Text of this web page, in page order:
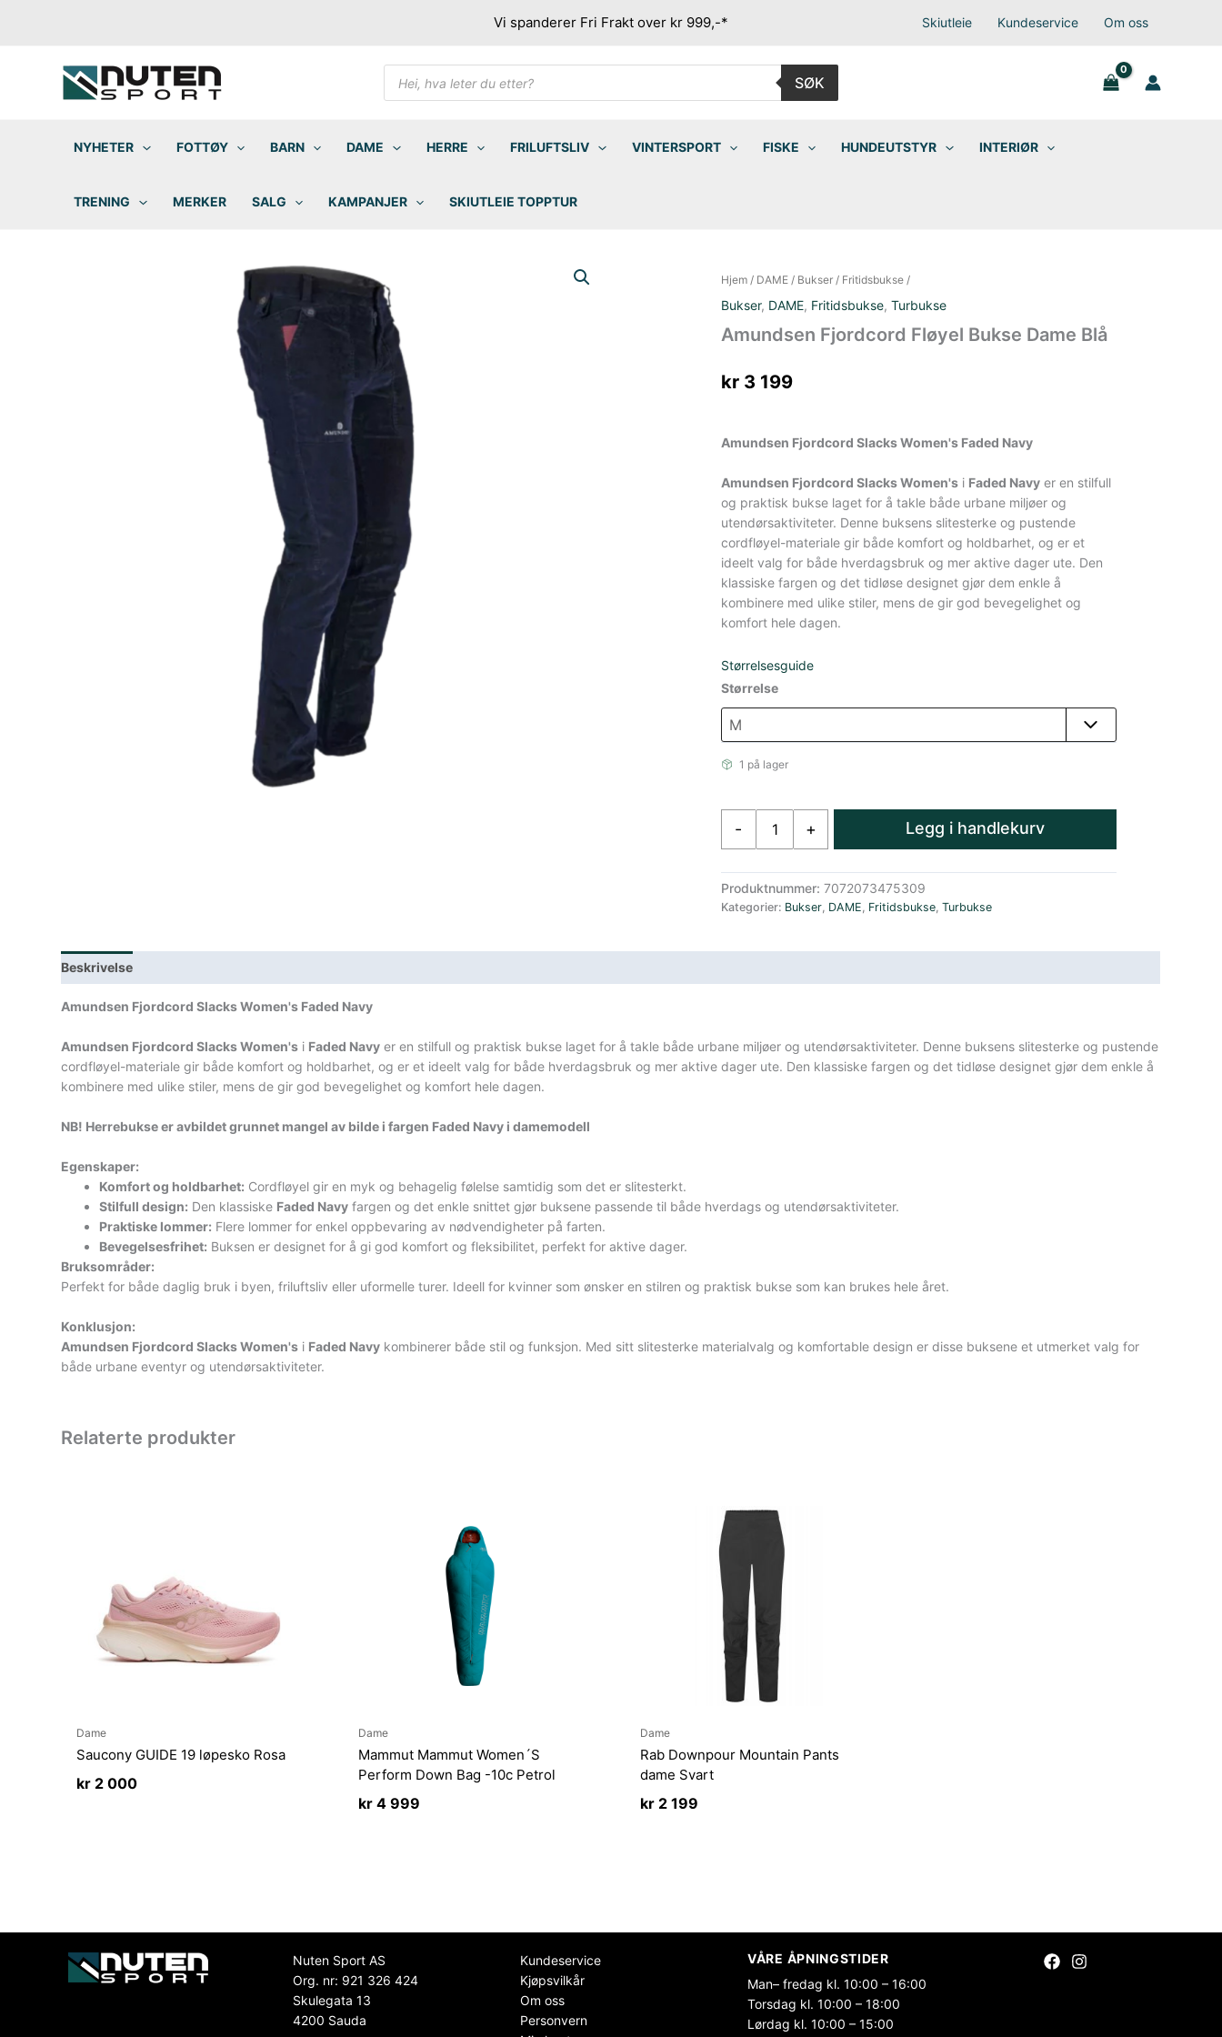
Vi spanderer Fri Frakt over kr 999,-* Skiutleie Kundeservice Om oss
Products
search
SØK
NYHETER FOTTØY BARN DAME HERRE FRILUFTSLIV VINTERSPORT FISKE HUNDEUTSTYR INTERIØR
TRENING MERKER SALG KAMPANJER SKIUTLEIE TOPPTUR
Hjem/ DAME/ Bukser/ Fritidsbukse/
Bukser, DAME, Fritidsbukse, Turbukse
Amundsen Fjordcord Fløyel Bukse Dame Blå
kr3 199
Amundsen Fjordcord Slacks Women's Faded Navy
Amundsen Fjordcord Slacks Women'si Faded Navyer en stilfull
og praktisk bukse laget for å takle både urbane miljøer og
utendørsaktiviteter. Denne buksens slitesterke og pustende
cordfløyel-materiale gir både komfort og holdbarhet, og er et
ideelt valg for både hverdagsbruk og mer aktive dager ute. Den
klassiske fargen og det tidløse designet gjør dem enkle å
kombinere med ulike stiler, mens de gir god bevegelighet og
komfort hele dagen.
Størrelsesguide
Størrelse
1 på lager
-
Fjordcord
Bukse
Dame
+ Legg i handlekurv
Produktnummer: 7072073475309
Kategorier: Bukser, DAME, Fritidsbukse, Turbukse
Beskrivelse
Amundsen Fjordcord Slacks Women's Faded Navy
Amundsen Fjordcord Slacks Women's i Faded Navy er en stilfull og praktisk bukse laget for å takle både urbane miljøer og utendørsaktiviteter. Denne buksens slitesterke og pustende
cordfløyel-materiale gir både komfort og holdbarhet, og er et ideelt valg for både hverdagsbruk og mer aktive dager ute. Den klassiske fargen og det tidløse designet gjør dem enkle å
kombinere med ulike stiler, mens de gir god bevegelighet og komfort hele dagen.
NB! Herrebukse er avbildet grunnet mangel av bilde i fargen Faded Navy i damemodell
Egenskaper:
Komfort og holdbarhet: Cordfløyel gir en myk og behagelig følelse samtidig som det er slitesterkt.
Stilfull design: Den klassiske Faded Navy fargen og det enkle snittet gjør buksene passende til både hverdags og utendørsaktiviteter.
Praktiske lommer: Flere lommer for enkel oppbevaring av nødvendigheter på farten.
Bevegelsesfrihet: Buksen er designet for å gi god komfort og fleksibilitet, perfekt for aktive dager.
Bruksområder:
Perfekt for både daglig bruk i byen, friluftsliv eller uformelle turer. Ideell for kvinner som ønsker en stilren og praktisk bukse som kan brukes hele året.
Konklusjon:
Amundsen Fjordcord Slacks Women's i Faded Navy kombinerer både stil og funksjon. Med sitt slitesterke materialvalg og komfortable design er disse buksene et utmerket valg for
både urbane eventyr og utendørsaktiviteter.
Relaterte produkter
Dame
Saucony GUIDE 19 løpesko Rosa
kr 2 000
Dame
Mammut Mammut Women´S
Perform Down Bag -10c Petrol
kr4 999
Dame
Rab Downpour Mountain Pants
dame Svart
kr2 199
Nuten Sport AS
Org. nr: 921 326 424
Skulegata 13
4200 Sauda
Kundeservice
Kjøpsvilkår
Om oss
Personvern
VÅRE ÅPNINGSTIDER
Man– fredag kl. 10:00 – 16:00
Torsdag kl. 10:00 – 18:00
Lørdag kl. 10:00 – 15:00